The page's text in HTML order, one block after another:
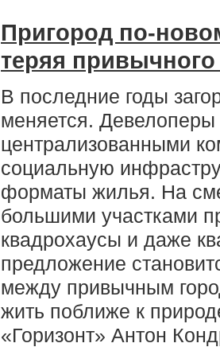
Пригород по-
теряя
В последние годы
меняется. Девелоперы
централизованными
социальную
форматы жилья. На
большими участками
квадрохаусы и даже
предложение
между привычным
жить поближе к
«Горизонт» Антон